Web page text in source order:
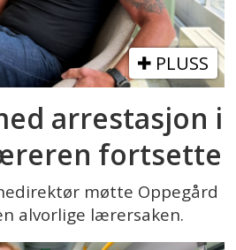
PLUSS
arrestasjon i
fortsette
møtte Oppegård
alvorlige lærersaken.